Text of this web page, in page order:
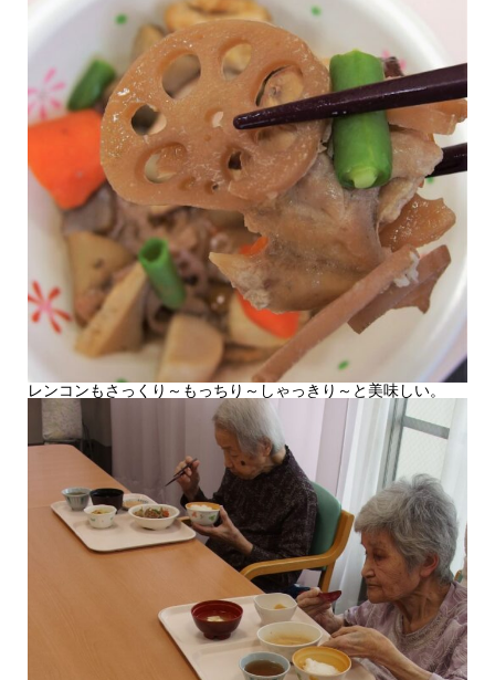
レンコンもさっくり～もっちり～しゃっきり～と美味しい。